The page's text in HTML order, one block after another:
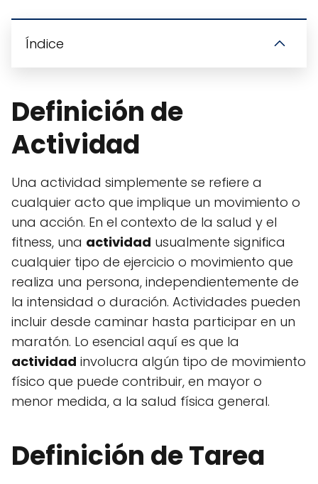
Índice
Definición de
Actividad
Una actividad simplemente se refiere a
cualquier acto que implique un movimiento o
una acción. En el contexto de la salud y el
fitness, una actividad usualmente significa
cualquier tipo de ejercicio o movimiento que
realiza una persona, independientemente de
la intensidad o duración. Actividades pueden
incluir desde caminar hasta participar en un
maratón. Lo esencial aquí es que la
actividad involucra algún tipo de movimiento
físico que puede contribuir, en mayor o
menor medida, a la salud física general.
Definición de Tarea